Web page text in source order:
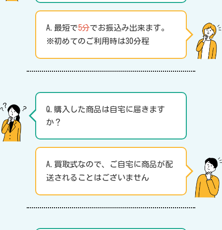
A.最短で5分でお振込み出来ます。
※初めてのご利用時は30分程
Q.購入した商品は自宅に届きます
か？
A.買取式なので、ご自宅に商品が配
送されることはございません